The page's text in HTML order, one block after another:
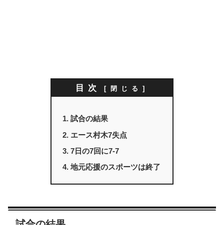
目次
試合の結果
エース村木7失点
7日の7回に7-7
地元応援のスポーツは終了